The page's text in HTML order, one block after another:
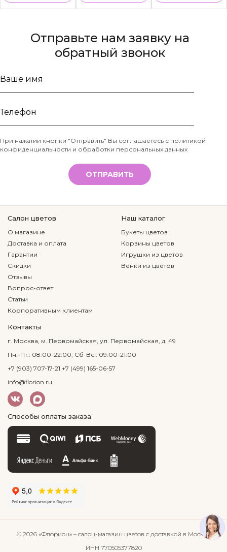
Отправьте нам заявку на
обратный звонок
Ваше
Телефон
*
При нажатии кнопки "Отправить" Вы соглашаетесь с политикой
конфиденциальности и обработки персональных данных
ОТПРАВИТЬ
Салон цветов
О магазине
Доставка и оплата
Гарантии
Скидки
Отзывы
Вопрос-ответ
Статьи
Корпоративным клиентам
Наш каталог
Букеты цветов
Корзины цветов
Игрушки из цветов
Венки из цветов
Контакты
г. Москва, м. Первомайская, ул. Первомайская, д. 49
Пн.-Пт.: 08:00-22:00, Сб-Вс.: 09:00-21:00
+7 (903) 707-17-21 +7 (499) 165-06-57
info@florion.ru
Способы оплаты заказа
© 2026 «Флорион» – салон-магазин цветов с доставкой в Москве
ИНН 770505377820